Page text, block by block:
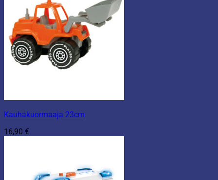
Kauhakuormaaja 23cm
16,90 €